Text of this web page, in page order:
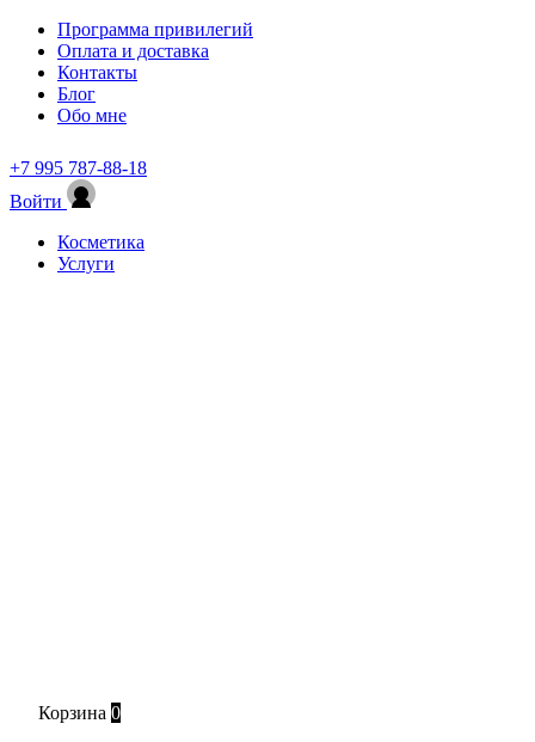
Программа привилегий
Оплата и доставка
Контакты
Блог
Обо мне
+7 995 787-88-18
Войти
Косметика
Услуги
Корзина 0